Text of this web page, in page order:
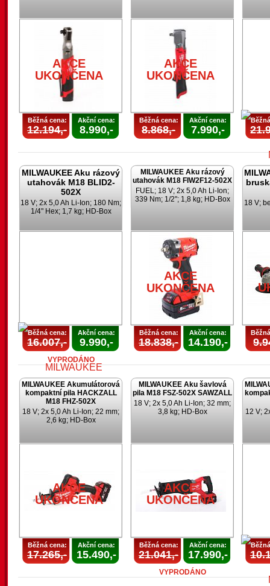
AKCE
UKONČENA
Běžná cena:
12.194,-
Akční cena:
8.990,-
AKCE
UKONČENA
Běžná cena:
8.868,-
Akční cena:
7.990,-
MILWAUKEE Aku rázový
utahovák M18 BLID2-
502X
18 V; 2x 5,0 Ah Li-Ion; 180 Nm;
1/4" Hex; 1,7 kg; HD-Box
Běžná cena:
16.007,-
Akční cena:
9.990,-
VYPRODÁNO
MILWAUKEE Aku rázový
utahovák M18 FIW2F12-502X
FUEL; 18 V; 2x 5,0 Ah Li-Ion;
339 Nm; 1/2"; 1,8 kg; HD-Box
AKCE
UKONČENA
Běžná cena:
18.838,-
Akční cena:
14.190,-
18 V;
MILWAUKEE Akumulátorová
kompaktní pila HACKZALL
M18 FHZ-502X
18 V; 2x 5,0 Ah Li-Ion; 22 mm;
2,6 kg; HD-Box
AKCE
UKONČENA
Běžná cena:
17.265,-
Akční cena:
15.490,-
MILWAUKEE Aku šavlová
pila M18 FSZ-502X SAWZALL
18 V; 2x 5,0 Ah Li-Ion; 32 mm;
3,8 kg; HD-Box
AKCE
UKONČENA
Běžná cena:
21.041,-
Akční cena:
17.990,-
VYPRODÁNO
12 V;